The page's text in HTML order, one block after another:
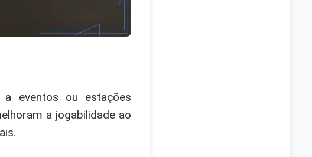
eventos ou estações
a jogabilidade ao